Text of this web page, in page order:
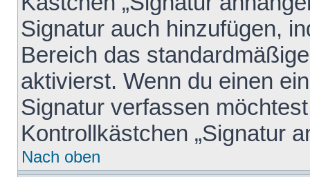
Signatur auch hinzufügen,
Bereich das
aktivierst. Wenn du einen
Signatur verfassen
Kontrollkästchen „Signatur
Nach oben